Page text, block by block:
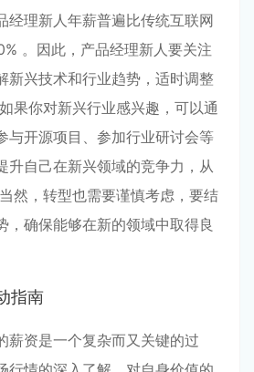
经理新人年薪普遍比传统互联网
。因此，产品经理新人要关注
新兴技术和行业趋势，适时调整
果你对新兴行业感兴趣，可以通
与开源项目、参加行业研讨会等
升自己在新兴领域的竞争力，从
然，转型也需要谨慎考虑，要结
，确保能够在新的领域中取得良
指南
薪资是一个复杂而又关键的过